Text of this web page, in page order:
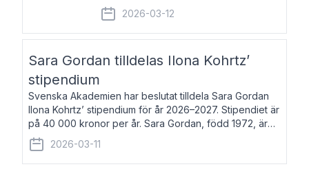
fem av de kungliga akademierna det så
kallade Bernadotteprogrammet med
syfte att genom stipendier erbjuda stöd
2026-03-12
Sara Gordan tilldelas Ilona Kohrtz’
stipendium
Svenska Akademien har beslutat tilldela Sara Gordan
Ilona Kohrtz’ stipendium för år 2026–2027. Stipendiet är
på 40 000 kronor per år. Sara Gordan, född 1972, är
författare och översättare. Hon debuterade 2006 med
det prosalyriska verket En
2026-03-11